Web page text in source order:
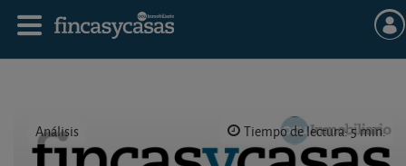
Análisis Tiempo de lectura: 5 min.